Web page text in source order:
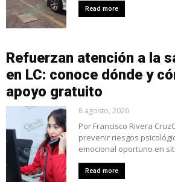
Read more
Refuerzan atención a la
en LC: conoce dónde y
apoyo gratuito
8 agosto, 2026
Por Francisco Rivera
prevenir riesgos
emocional oportuno en
Read more